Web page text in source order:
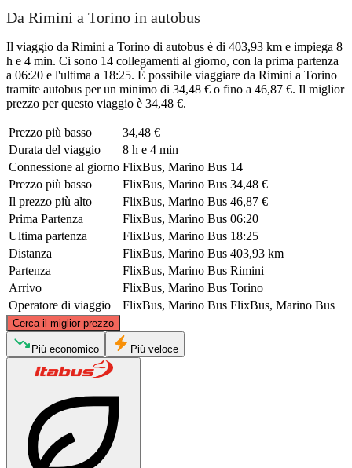
Da Rimini a Torino in autobus
Il viaggio da Rimini a Torino di autobus è di 403,93 km e impiega 8
h e 4 min. Ci sono 14 collegamenti al giorno, con la prima partenza
a 06:20 e l'ultima a 18:25. È possibile viaggiare da Rimini a Torino
tramite autobus per un minimo di 34,48 € o fino a 46,87 €. Il miglior
prezzo per questo viaggio è 34,48 €.
Prezzo più basso
34,48 €
Durata del viaggio
8 h e 4 min
Connessione al giorno FlixBus, Marino Bus 14
Prezzo più basso
FlixBus, Marino Bus 34,48 €
Il prezzo più alto
FlixBus, Marino Bus 46,87 €
Prima Partenza
FlixBus, Marino Bus 06:20
Ultima partenza
FlixBus, Marino Bus 18:25
Distanza
FlixBus, Marino Bus 403,93 km
Partenza
FlixBus, Marino Bus Rimini
Arrivo
FlixBus, Marino Bus Torino
Operatore di viaggio
FlixBus, Marino Bus FlixBus, Marino Bus
Cerca il miglior prezzo
©CARTO, © OpenStreetMap contributors
Più economico Più veloce